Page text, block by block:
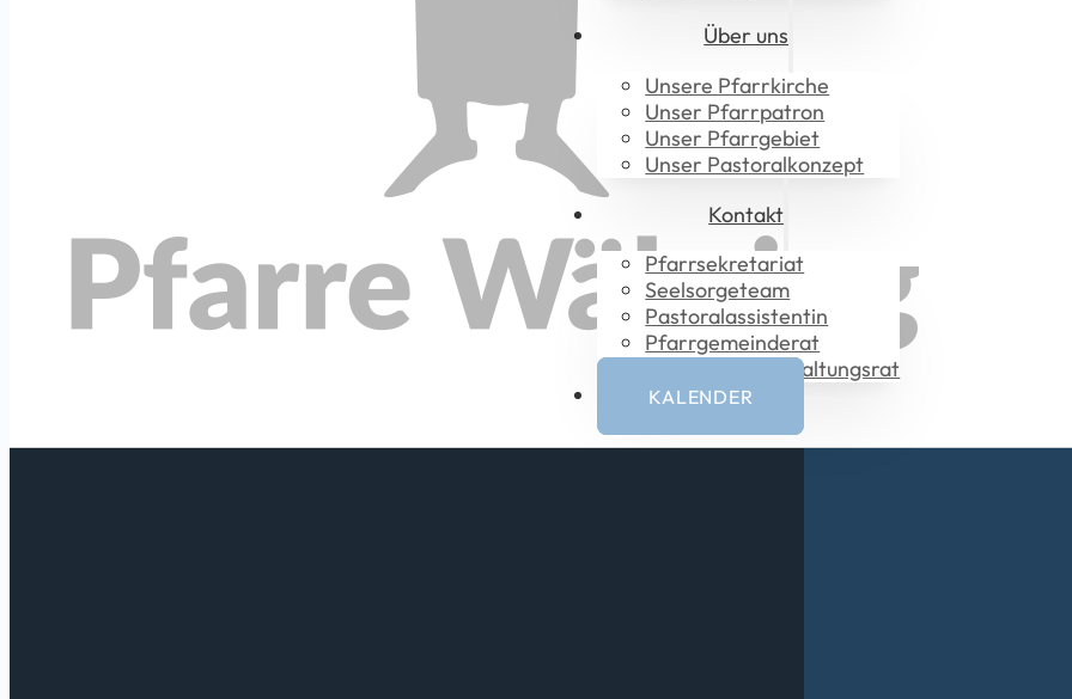
Über uns
Unsere Pfarrkirche
Unser Pfarrpatron
Unser Pfarrgebiet
Unser Pastoralkonzept
Kontakt
Pfarrsekretariat
Seelsorgeteam
Pastoral­assistentin
Pfarrgemeinderat
Vermögensverwaltungsrat
KALENDER